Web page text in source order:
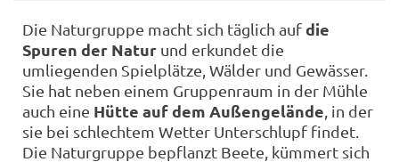
Die Naturgruppe macht sich täglich aufdie
Spuren der Natur und erkundet die
umliegenden Spielplätze, Wälder und Gewässer.
Sie hat neben einem Gruppenraum in der Mühle
auch eine Hütte auf dem Außengelände , in der
sie bei schlechtem Wetter Unterschlupf findet.
Die Naturgruppe bepflanzt Beete, kümmert sich